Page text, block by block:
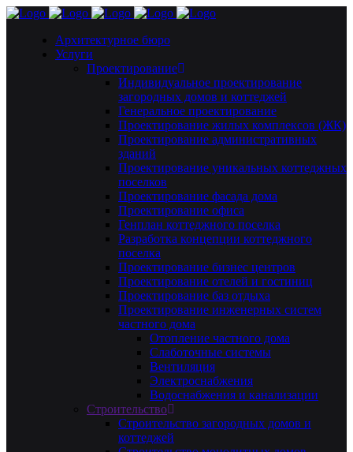
Архитектурное бюро
Услуги
Проектирование
Индивидуальное проектирование
загородных домов и коттеджей
Генеральное проектирование
Проектирование жилых комплексов (ЖК)
Проектирование административных
зданий
Проектирование уникальных коттеджных
поселков
Проектирование фасада дома
Проектирование офиса
Генплан коттеджного поселка
Разработка концепции коттеджного
поселка
Проектирование бизнес центров
Проектирование отелей и гостиниц
Проектирование баз отдыха
Проектирование инженерных систем
частного дома
Отопление частного дома
Слаботочные системы
Вентиляция
Электроснабжения
Водоснабжения и канализации
Строительство
Строительство загородных домов и
коттеджей